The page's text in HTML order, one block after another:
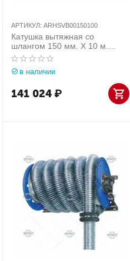
АРТИКУЛ: ARHSVB00150100
Катушка вытяжная со
шлангом 150 мм. Х 10 м.
Aerservice (Италия) арт.
ARHSVB00150100
в наличии
141 024₽